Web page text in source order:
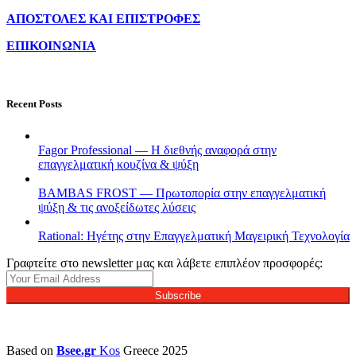
ΑΠΟΣΤΟΛΕΣ ΚΑΙ ΕΠΙΣΤΡΟΦΕΣ
ΕΠΙΚΟΙΝΩΝΙΑ
Recent Posts
Fagor Professional — Η διεθνής αναφορά στην
επαγγελματική κουζίνα & ψύξη
BAMBAS FROST — Πρωτοπορία στην επαγγελματική
ψύξη & τις ανοξείδωτες λύσεις
Rational: Ηγέτης στην Επαγγελματική Μαγειρική Τεχνολογία
Γραφτείτε στο newsletter μας και λάβετε επιπλέον προσφορές:
Subscribe
Based on Bsee.gr Kos Greece 2025